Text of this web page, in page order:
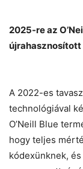
2025-re az
A 2022-es
technológiával
O’Neill Blue
hogy teljes
kódexünknek,